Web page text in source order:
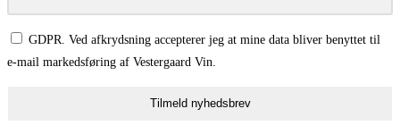
GDPR. Ved afkrydsning accepterer jeg at mine data bliver benyttet til
e-mail markedsføring af Vestergaard Vin.
Tilmeld nyhedsbrev